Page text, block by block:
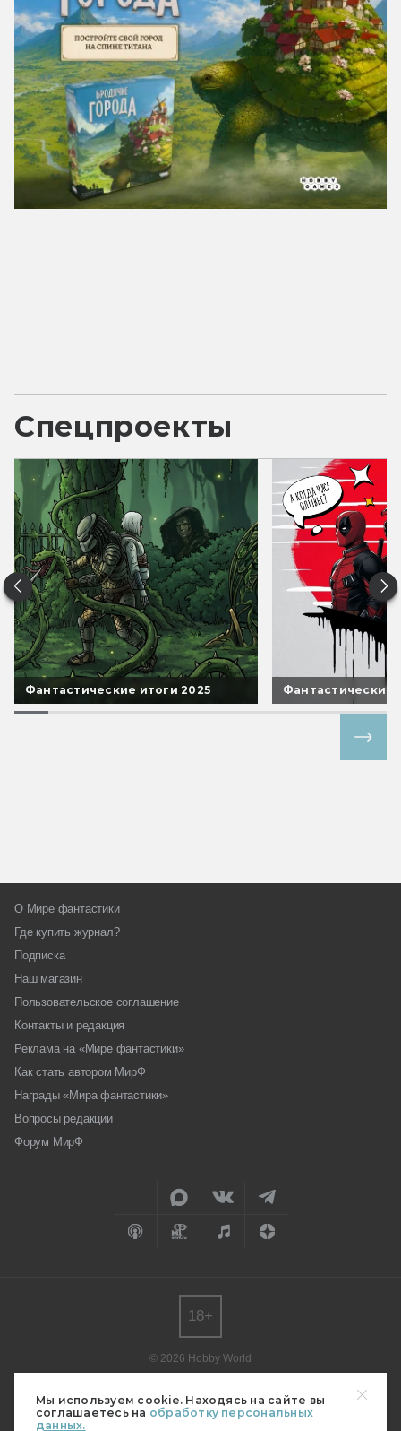
Мы используем cookie. Находясь на сайте вы
соглашаетесь на обработку персональных
данных.
Спецпроекты
Фантастические итоги 2025 Фантастические
О Мире фантастики
Где купить журнал?
Подписка
Наш магазин
Пользовательское соглашение
Контакты и редакция
Реклама на «Мире фантастики»
Как стать автором МирФ
Награды «Мира фантастики»
Вопросы редакции
Форум МирФ
© 2026 Hobby World
редакции.
Мнение авторов может не совпадать с мнением редакции.
18+